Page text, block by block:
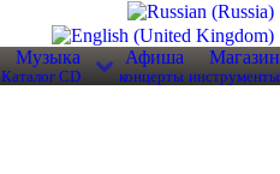
Музыка
Каталог CD
Афиша
концерты
Магазин
инструменты